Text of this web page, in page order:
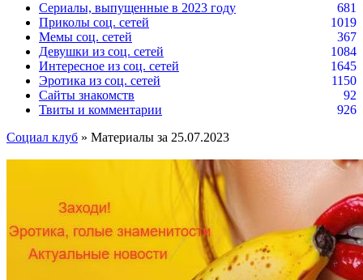
Сериалы, выпущенные в 2023 году
681
Приколы соц. сетей
1019
Мемы соц. сетей
367
Девушки из соц. сетей
1084
Интересное из соц. сетей
1645
Эротика из соц. сетей
1150
Сайты знакомств
92
Твиты и комментарии
926
Социал клуб » Материалы за 25.07.2023